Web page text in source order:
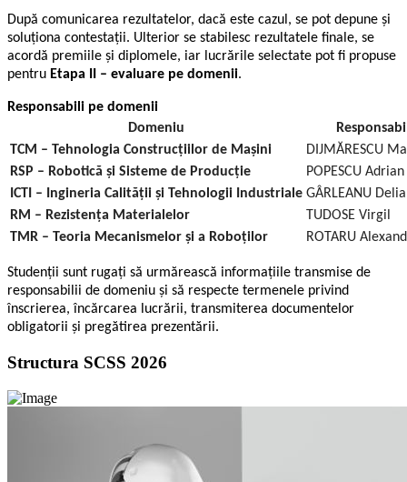
După comunicarea rezultatelor, dacă este cazul, se pot depune și
soluționa contestații. Ulterior se stabilesc rezultatele finale, se
acordă premiile și diplomele, iar lucrările selectate pot fi propuse
pentru Etapa II – evaluare pe domenii.
Responsabili pe domenii
Domeniu
TCM – Tehnologia Construcțiilor de Mașini
DIJMĂRESCU
RSP – Robotică și Sisteme de Producție
POPESCU Adrian
ICTI – Ingineria Calității și Tehnologii Industriale GÂRLEANU Delia
RM – Rezistența Materialelor
TUDOSE Virgil
TMR – Teoria Mecanismelor și a Roboților
ROTARU
Studenții sunt rugați să urmărească informațiile transmise de
responsabilii de domeniu și să respecte termenele privind
înscrierea, încărcarea lucrării, transmiterea documentelor
obligatorii și pregătirea prezentării.
Structura SCSS 2026